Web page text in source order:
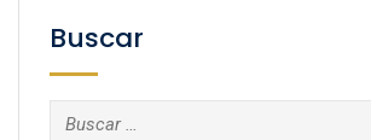
Buscar
Buscar: